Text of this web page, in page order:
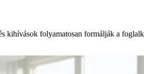
kihívások folyamatosan formálják a